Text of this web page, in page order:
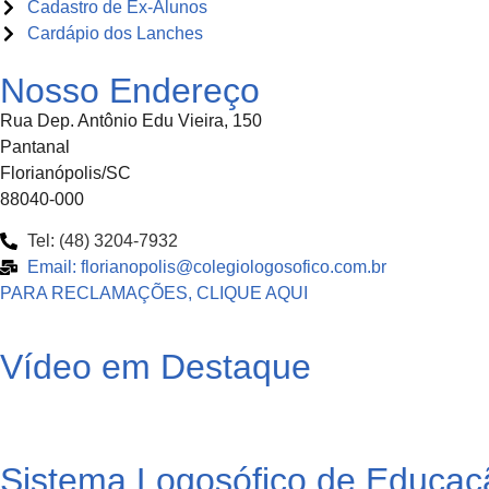
Cadastro de Ex-Alunos
Cardápio dos Lanches
Nosso Endereço
Rua Dep. Antônio Edu Vieira, 150
Pantanal
Florianópolis/SC
88040-000
Tel: (48) 3204-7932
Email: florianopolis@colegiologosofico.com.br
PARA RECLAMAÇÕES, CLIQUE AQUI
Vídeo em Destaque
Sistema Logosófico de